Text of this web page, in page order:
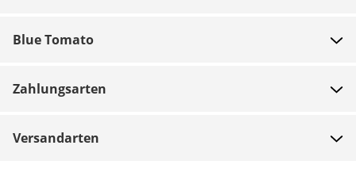
Versand
Gutscheine
Blue Tomato
Zahlungsarten
Versandarten